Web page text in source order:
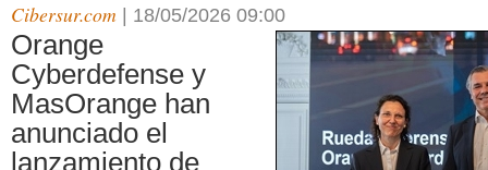
Cibersur.com 18/05/2026 09:00
Orange
Cyberdefense y
MasOrange han
anunciado el
lanzamiento de